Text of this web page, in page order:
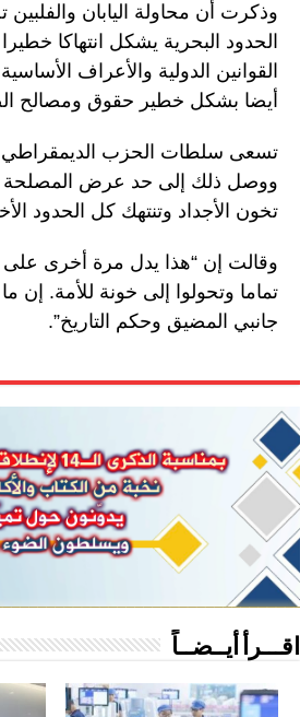
وذكرت أن محاولة اليابان
الحدود البحرية يشكل انتهاكا
القوانين الدولية والأعراف
أيضا بشكل خطير حقوق ومصالح
تسعى سلطات الحزب الديمقراطي
ووصل ذلك إلى حد عرض المصلحة
تخون الأجداد وتنتهك كل الحدود
وقالت إن “هذا يدل مرة أخرى على
تماما وتحولوا إلى خونة للأمة. إن
جانبي المضيق وحكم التاريخ”.
اقـــرأ أيــضــاً